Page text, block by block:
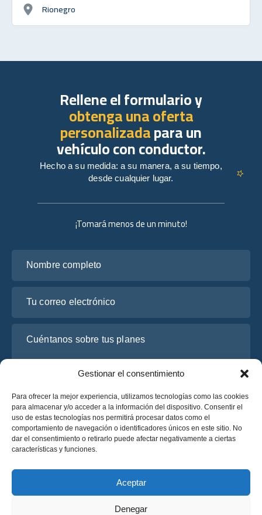
Gestionar el consentimiento
Para ofrecer la mejor experiencia, utilizamos tecnologías como las cookies
para almacenar y/o acceder a la información del dispositivo. Consentir el
uso de estas tecnologías nos permitirá procesar datos como el
comportamiento de navegación o identificadores únicos en este sitio. No
dar el consentimiento o retirarlo puede afectar negativamente a ciertas
características y funciones.
Aceptar
Denegar
Rionegro
¡Tomará menos de un minuto!
He leído y acepto la
Solicite un presupuesto
Solicite un presupuesto
Rellene el formulario y
obtenga una oferta
personalizadapara un
vehículo con conductor.
Hecho a su medida: a su manera, a su tiempo,
desde cualquier lugar.